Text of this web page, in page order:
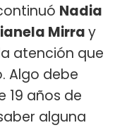
Nadia
Mirray
atención que
Algo debe
19 años de
alguna